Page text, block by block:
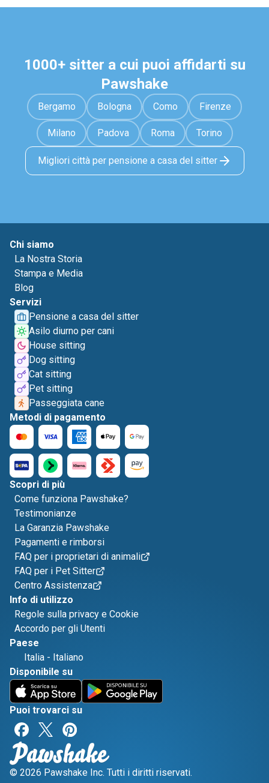
1000+ sitter a cui puoi affidarti su
Pawshake
Bergamo Bologna Como Firenze
Milano Padova Roma Torino
Migliori città per pensione a casa del sitter
Chi siamo
La Nostra Storia
Stampa e Media
Blog
Servizi
Pensione a casa del sitter
Asilo diurno per cani
House sitting
Dog sitting
Cat sitting
Pet sitting
Passeggiata cane
Metodi di pagamento
Scopri di più
Come funziona Pawshake?
Testimonianze
La Garanzia Pawshake
Pagamenti e rimborsi
FAQ per i proprietari di animali
FAQ per i Pet Sitter
Centro Assistenza
Info di utilizzo
Regole sulla privacy e Cookie
Accordo per gli Utenti
Paese
Italia - Italiano
Disponibile su
Puoi trovarci su
© 2026 Pawshake Inc. Tutti i diritti riservati.